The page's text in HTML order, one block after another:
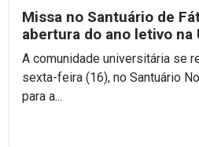
Missa no Santuário de
abertura do ano letivo na
A comunidade universitária se
sexta-feira (16), no Santuário
para a...